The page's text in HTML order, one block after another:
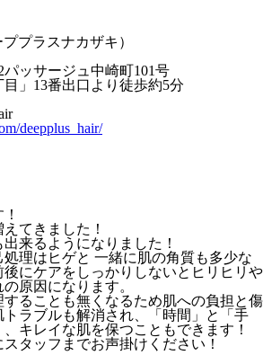
プラスナカザキ）
ッサージュ中崎町101号
目」13番出口より徒歩約5分
deepplus_hair/
てきました！
来るようになりました！
理はヒゲと 一緒に肌の角質も多少な
後にケアをしっかりしないとヒリヒリや
原因になります。
ることも無くなるため肌への負担と傷
ラブルも解消され、「時間」と「手
キレイな肌を保つこともできます！
タッフまでお声掛けください！